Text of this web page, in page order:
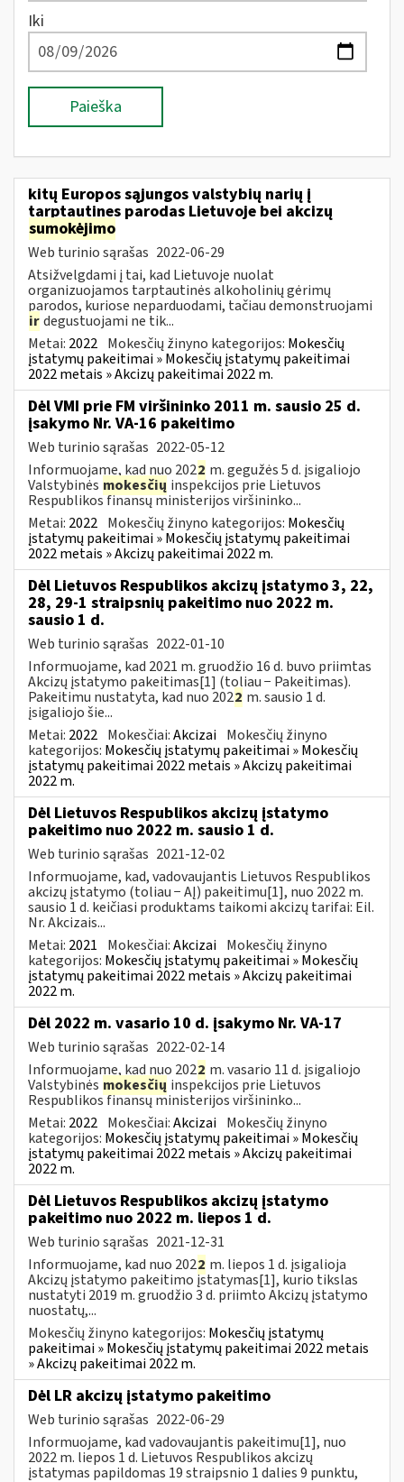
Iki
Paieška
kitų Europos sąjungos valstybių narių į
tarptautines parodas Lietuvoje bei akcizų
sumokėjimo
Web turinio sąrašas 2022-06-29
Atsižvelgdami į tai, kad Lietuvoje nuolat
organizuojamos tarptautinės alkoholinių gėrimų
parodos, kuriose neparduodami, tačiau demonstruojami
irdegustuojami ne tik...
Metai: 2022 Mokesčių žinyno kategorijos: Mokesčių
įstatymų pakeitimai » Mokesčių įstatymų pakeitimai
2022 metais » Akcizų pakeitimai 2022 m.
Dėl VMI prie FM viršininko 2011 m. sausio 25 d.
įsakymo Nr. VA-16 pakeitimo
Web turinio sąrašas 2022-05-12
Informuojame, kad nuo 2022 m. gegužės 5 d. įsigaliojo
Valstybinės mokesčių inspekcijos prie Lietuvos
Respublikos finansų ministerijos viršininko...
Metai: 2022 Mokesčių žinyno kategorijos: Mokesčių
įstatymų pakeitimai » Mokesčių įstatymų pakeitimai
2022 metais » Akcizų pakeitimai 2022 m.
Dėl Lietuvos Respublikos akcizų įstatymo 3, 22,
28, 29-1 straipsnių pakeitimo nuo 2022 m.
sausio 1 d.
Web turinio sąrašas 2022-01-10
Informuojame, kad 2021 m. gruodžio 16 d. buvo priimtas
Akcizų įstatymo pakeitimas[1] (toliau − Pakeitimas).
Pakeitimu nustatyta, kad nuo 2022 m. sausio 1 d.
įsigaliojo šie...
Metai: 2022 Mokesčiai:Akcizai Mokesčių žinyno
kategorijos: Mokesčių įstatymų pakeitimai » Mokesčių
įstatymų pakeitimai 2022 metais » Akcizų pakeitimai
2022 m.
Dėl Lietuvos Respublikos akcizų įstatymo
pakeitimo nuo 2022 m. sausio 1 d.
Web turinio sąrašas 2021-12-02
Informuojame, kad, vadovaujantis Lietuvos Respublikos
akcizų įstatymo (toliau − AĮ) pakeitimu[1], nuo 2022 m.
sausio 1 d. keičiasi produktams taikomi akcizų tarifai: Eil.
Nr. Akcizais...
Metai: 2021 Mokesčiai:Akcizai Mokesčių žinyno
kategorijos: Mokesčių įstatymų pakeitimai » Mokesčių
įstatymų pakeitimai 2022 metais » Akcizų pakeitimai
2022 m.
Dėl 2022 m. vasario 10 d. įsakymo Nr. VA-17
Web turinio sąrašas 2022-02-14
Informuojame, kad nuo 2022 m. vasario 11 d. įsigaliojo
Valstybinės mokesčių inspekcijos prie Lietuvos
Respublikos finansų ministerijos viršininko...
Metai: 2022 Mokesčiai:Akcizai Mokesčių žinyno
kategorijos: Mokesčių įstatymų pakeitimai » Mokesčių
įstatymų pakeitimai 2022 metais » Akcizų pakeitimai
2022 m.
Dėl Lietuvos Respublikos akcizų įstatymo
pakeitimo nuo 2022 m. liepos 1 d.
Web turinio sąrašas 2021-12-31
Informuojame, kad nuo 2022 m. liepos 1 d. įsigalioja
Akcizų įstatymo pakeitimo įstatymas[1], kurio tikslas
nustatyti 2019 m. gruodžio 3 d. priimto Akcizų įstatymo
nuostatų,...
Mokesčių žinyno kategorijos: Mokesčių įstatymų
pakeitimai » Mokesčių įstatymų pakeitimai 2022 metais
» Akcizų pakeitimai 2022 m.
Dėl LR akcizų įstatymo pakeitimo
Web turinio sąrašas 2022-06-29
Informuojame, kad vadovaujantis pakeitimu[1], nuo
2022 m. liepos 1 d. Lietuvos Respublikos akcizų
įstatymas papildomas 19 straipsnio 1 dalies 9 punktu,